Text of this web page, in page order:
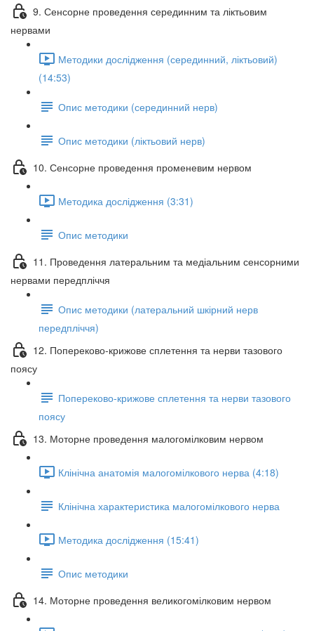
9. Сенсорне проведення серединним та ліктьовим
нервами
Методики дослідження (серединний, ліктьовий)
(14:53)
Опис методики (серединний нерв)
Опис методики (ліктьовий нерв)
10. Сенсорне проведення променевим нервом
Методика дослідження (3:31)
Опис методики
11. Проведення латеральним та медіальним сенсорними
нервами передпліччя
Опис методики (латеральний шкірний нерв
передпліччя)
12. Попереково-крижове сплетення та нерви тазового
поясу
Попереково-крижове сплетення та нерви тазового
поясу
13. Моторне проведення малогомілковим нервом
Клінічна анатомія малогомілкового нерва (4:18)
Клінічна характеристика малогомілкового нерва
Методика дослідження (15:41)
Опис методики
14. Моторне проведення великогомілковим нервом